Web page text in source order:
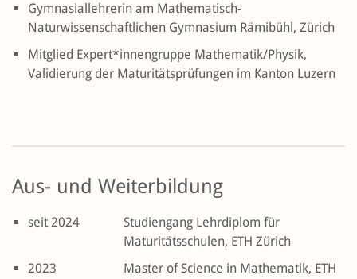
Gymnasiallehrerin am Mathematisch-
Naturwissenschaftlichen Gymnasium Rämibühl, Zürich
Mitglied Expert*innengruppe Mathematik/Physik,
Validierung der Maturitätsprüfungen im Kanton Luzern
Aus- und Weiterbildung
seit 2024
Studiengang Lehrdiplom für
Maturitätsschulen, ETH Zürich
2023
Master of Science in Mathematik, ETH